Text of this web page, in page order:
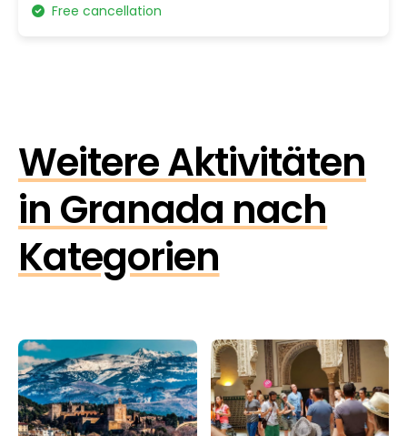
Free cancellation
Weitere Aktivitäten
in Granada nach
Kategorien